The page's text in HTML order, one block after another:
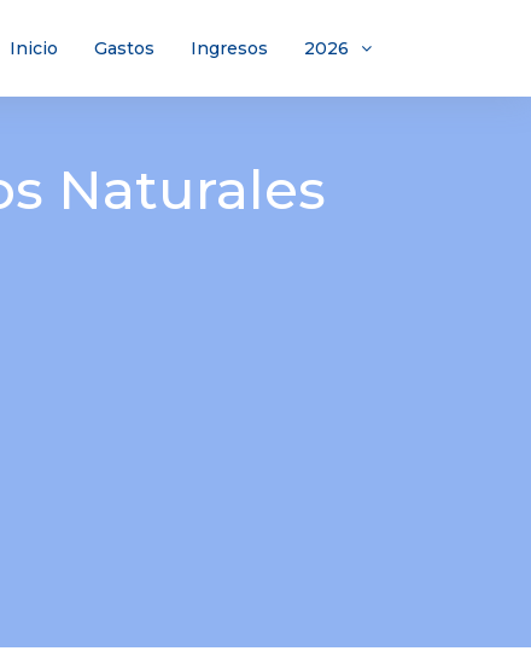
Inicio Gastos Ingresos 2026
Naturales